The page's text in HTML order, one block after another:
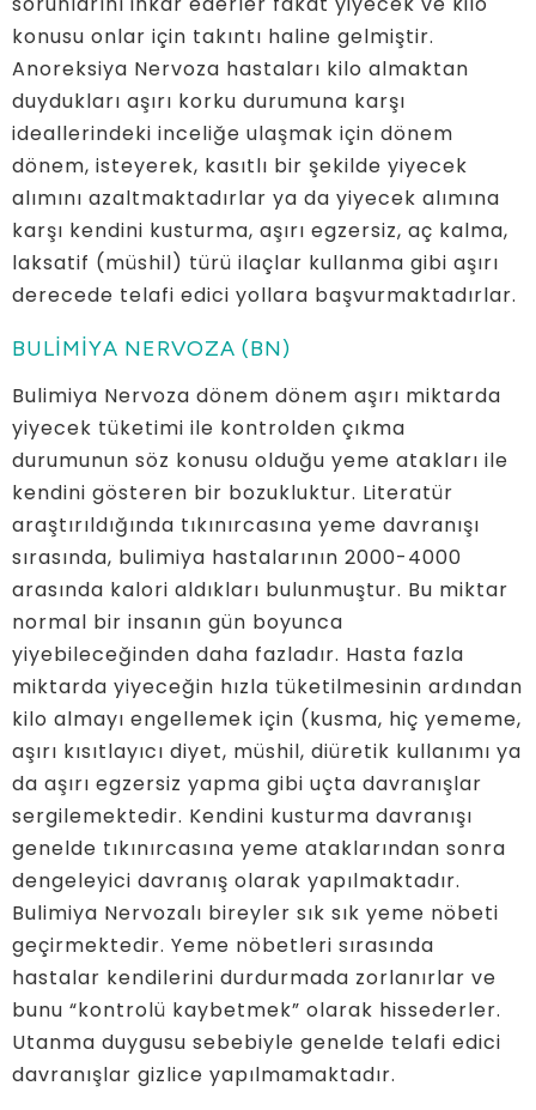
konusu onlar için takıntı haline gelmiştir.
Anoreksiya Nervoza hastaları kilo almaktan
duydukları aşırı korku durumuna karşı
ideallerindeki inceliğe ulaşmak için dönem
dönem, isteyerek, kasıtlı bir şekilde yiyecek
alımını azaltmaktadırlar ya da yiyecek alımına
karşı kendini kusturma, aşırı egzersiz, aç kalma,
laksatif (müshil) türü ilaçlar kullanma gibi aşırı
derecede telafi edici yollara başvurmaktadırlar.
BULİMİYA NERVOZA (BN)
Bulimiya Nervoza dönem dönem aşırı miktarda
yiyecek tüketimi ile kontrolden çıkma
durumunun söz konusu olduğu yeme atakları ile
kendini gösteren bir bozukluktur. Literatür
araştırıldığında tıkınırcasına yeme davranışı
sırasında, bulimiya hastalarının 2000-4000
arasında kalori aldıkları bulunmuştur. Bu miktar
normal bir insanın gün boyunca
yiyebileceğinden daha fazladır. Hasta fazla
miktarda yiyeceğin hızla tüketilmesinin ardından
kilo almayı engellemek için (kusma, hiç yememe,
aşırı kısıtlayıcı diyet, müshil, diüretik kullanımı ya
da aşırı egzersiz yapma gibi uçta davranışlar
sergilemektedir. Kendini kusturma davranışı
genelde tıkınırcasına yeme ataklarından sonra
dengeleyici davranış olarak yapılmaktadır.
Bulimiya Nervozalı bireyler sık sık yeme nöbeti
geçirmektedir. Yeme nöbetleri sırasında
hastalar kendilerini durdurmada zorlanırlar ve
bunu “kontrolü kaybetmek” olarak hissederler.
Utanma duygusu sebebiyle genelde telafi edici
davranışlar gizlice yapılmamaktadır.